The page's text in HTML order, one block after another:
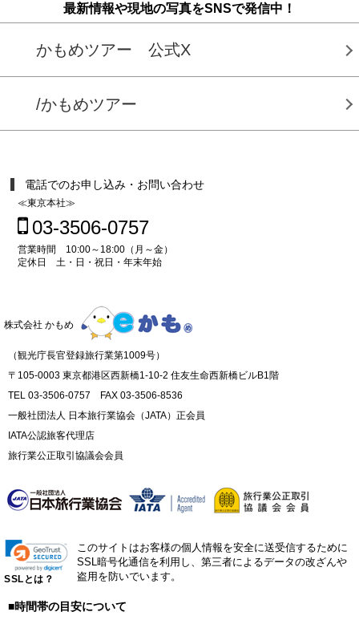
最新情報や現地の写真をSNSで発信中！
かもめツアー 公式X
/かもめツアー
電話でのお申し込み・お問い合わせ
≪東京本社≫
03-3506-0757
営業時間 10:00～18:00（月～金）
定休日 土・日・祝日・年末年始
株式会社 かもめ
（観光庁長官登録旅行業第1009号）
〒105-0003 東京都港区西新橋1-10-2 住友生命西新橋ビルB1階
TEL 03-3506-0757 FAX 03-3506-8536
一般社団法人 日本旅行業協会（JATA）正会員
IATA公認旅客代理店
旅行業公正取引協議会会員
SSLとは？
このサイトはお客様の個人情報を安全に送受信するために
SSL暗号化通信を利用し、第三者によるデータの改ざんや
盗用を防いでいます。
■時間帯の目安について